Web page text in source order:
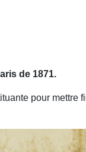
de 1871.
pour mettre